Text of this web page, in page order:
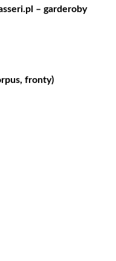
– garderoby
fronty)